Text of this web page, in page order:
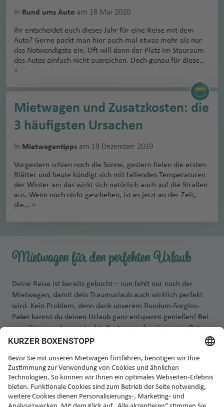
In Rund ums Auto am 18 Mai 2020
Ihr entscheidet euch dieses Jahr für eine Reise mit dem
Auto? Gerne packt man hier auch mal etwas mehr als nur
das Notwendigste ein. Oft will dann der Platz im Stauraum
des Autos einfach nicht ausreichen. Doch genau für diese…
»
Mietwagen und Zusatzkosten: die
3 häufigsten Ursachen
In Mietwagentipps am 19 Dezember 2019
Vorgestern schien noch die Sonne, gestern fielen die ersten
Blätter und heute kündigt sich mit fallenden Temperaturen
der Winter an: das wirkt sich natürlich auch auf die Straßen
aus. Wenn noch nicht geschehen, ist es jetzt an der Zeit,
die… »
Mietwagen für den perfekten Urlaub
Deine Reise ist bereits gebucht – nun fehlt nur noch der
Mietwagen, damit dein Traumurlaub auch wirklich perfekt
wird. Kein Problem, denn dank unserem Rundum-Sorglos-
Paket kannst du deinen Urlaub ganz entspannt genießen! Bei
uns gibt es weder versteckte Kosten, noch müssen vor Ort
zusätzliche Versicherungen abgeschlossen werden. Einfach
Jetzt Rundum-Sorglos-Mietwagen buchen!